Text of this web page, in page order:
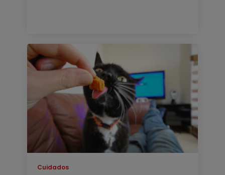
Cuidados